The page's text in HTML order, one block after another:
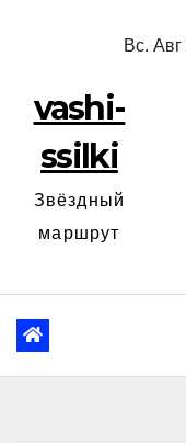
Вс.
vashi-
ssilki
Звёздный
маршрут